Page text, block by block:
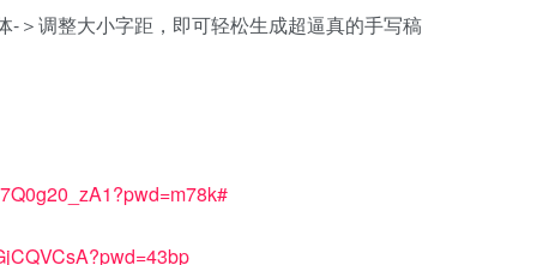
＞调整大小字距，即可轻松生成超逼真的手写稿